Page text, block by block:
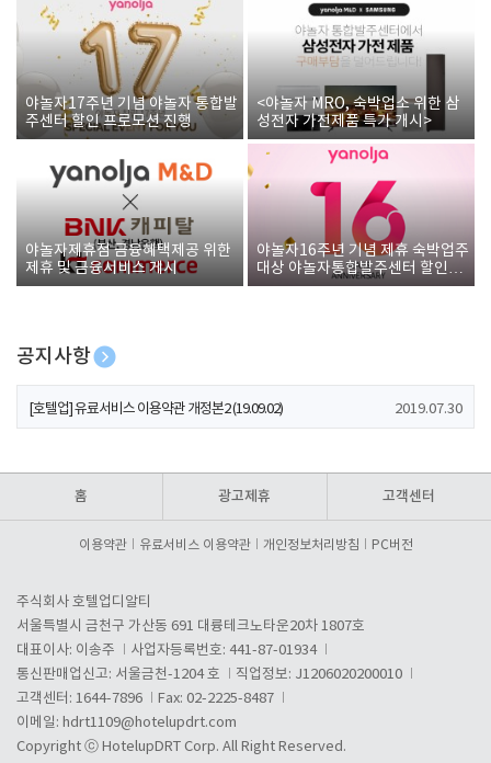
야놀자17주년 기념 야놀자 통합발
주센터 할인 프로모션 진행
<야놀자 MRO, 숙박업소 위한 삼
성전자 가전제품 특가 개시>
야놀자제휴점 금융혜택제공 위한
제휴 및 금융서비스 게시
야놀자16주년 기념 제휴 숙박업주
대상 야놀자통합발주센터 할인쿠
폰 증정
공지사항
[호텔업] 개인정보 처리방침 개정본1 (19.09.02)
[호텔업] 유료서비스 이용약관 개정본2 (19.09.02) 2019.07.30
홈 광고제휴 고객센터
이용약관 유료서비스 이용약관 개인정보처리방침 PC버전
주식회사 호텔업디알티
서울특별시 금천구 가산동 691 대륭테크노타운20차 1807호
대표이사: 이송주
사업자등록번호: 441-87-01934
통신판매업신고: 서울금천-1204 호
직업정보: J1206020200010
고객센터: 1644-7896
Fax: 02-2225-8487
이메일: hdrt1109@hotelupdrt.com
Copyright ⓒ HotelupDRT Corp. All Right Reserved.